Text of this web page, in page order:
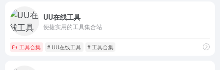
UU在线工具
便捷实用的工具集合站
工具合集 # UU在线工具 # 工具合集